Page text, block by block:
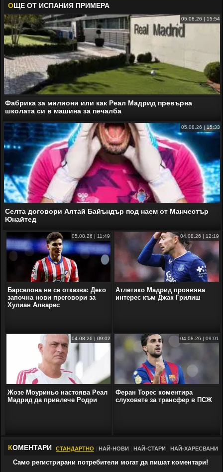
ОЩЕ ОТ ИСПАНИЯ ПРИМЕРА
05.08.26 | 15:54
Фабрика за милиони или как Реал Мадрид превърна
школата си в машина за печалба
05.08.26 | 15:33
Селта договори Алтай Байъндър под наем от Манчестър
Юнайтед
05.08.26 | 11:49
Барселона не се отказва: Деко
започна нови преговори за
Хулиан Алварес
04.08.26 | 12:19
Атлетико Мадрид проявява
интерес към Джак Грилиш
04.08.26 | 09:02
Жозе Моуриньо настоява Реал
Мадрид да привлече Родри
04.08.26 | 09:01
Феран Торес коментира
слуховете за трансфер в ПСЖ
КОМЕНТАРИ СТАНДАРТНО НАЙ-НОВИ НАЙ-СТАРИ НАЙ-ХАРЕСВАНИ
Само регистрирани потребители могат да пишат коментари!